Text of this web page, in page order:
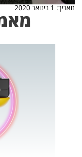
תאריך: 1 בינואר 2020